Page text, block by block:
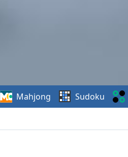
Mahjong Sudoku